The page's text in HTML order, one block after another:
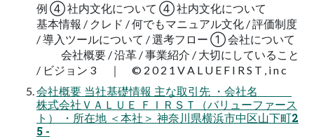
例 ④ 社内文化について ④ 社内文化について
基本情報 / クレド / 何でもマニュアル文化 / 評価制度
/ 導入ツールについて / 選考フロー ① 会社について
会社概要 / 沿革 / 事業紹介 / 大切にしていること
/ ビジョン 3 ｜ © 2 0 2 1 V A L U E F I R S T , i n c
会社概要 当社基礎情報 主な取引先 ・会社名
株式会社ＶＡＬＵＥ ＦＩＲＳＴ（バリューファース
ト） ・所在地 ＜本社＞ 神奈川県横浜市中区山下町2
5 -